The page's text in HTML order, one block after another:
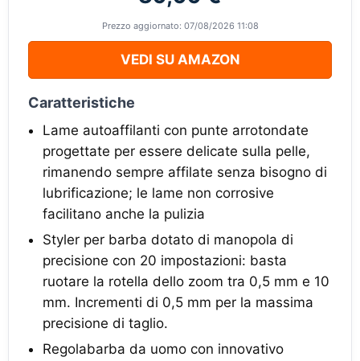
Prezzo aggiornato: 07/08/2026 11:08
VEDI SU AMAZON
Caratteristiche
Lame autoaffilanti con punte arrotondate
progettate per essere delicate sulla pelle,
rimanendo sempre affilate senza bisogno di
lubrificazione; le lame non corrosive
facilitano anche la pulizia
Styler per barba dotato di manopola di
precisione con 20 impostazioni: basta
ruotare la rotella dello zoom tra 0,5 mm e 10
mm. Incrementi di 0,5 mm per la massima
precisione di taglio.
Regolabarba da uomo con innovativo